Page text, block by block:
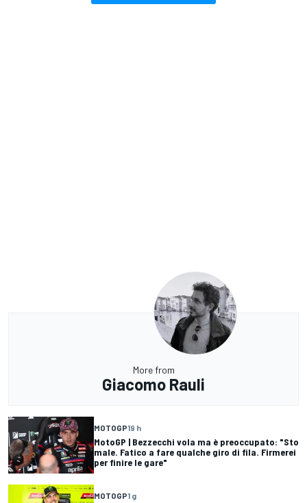
More from
Giacomo Rauli
MOTOGP19 h
MotoGP | Bezzecchi vola ma è preoccupato: "Sto
male. Fatico a fare qualche giro di fila. Firmerei
per finire le gare"
MOTOGP1 g